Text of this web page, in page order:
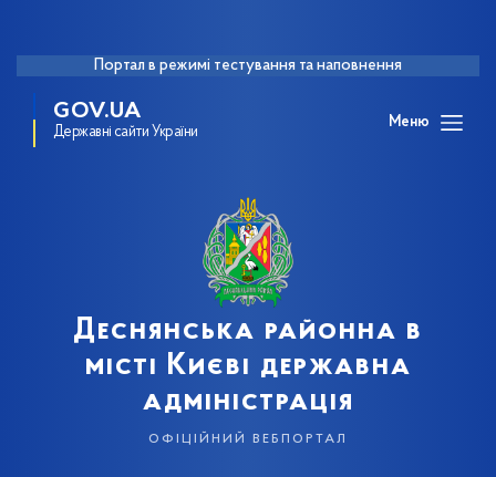
Портал в режимі тестування та наповнення
GOV.UA
Державні сайти України
Меню
Деснянська районна в
місті Києві державна
адміністрація
офіційний вебпортал